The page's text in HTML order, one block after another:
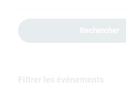
Rechercher
Filtrer les événements